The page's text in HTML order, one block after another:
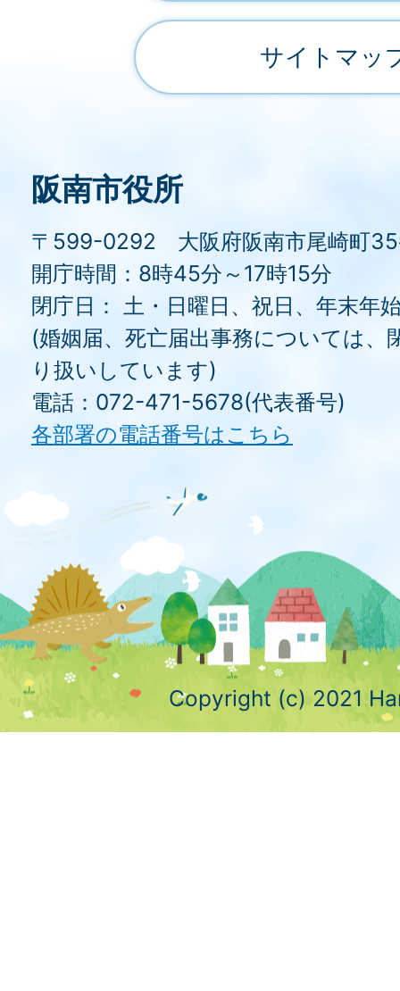
サイトマッ
阪南市役所
〒599-0292 大阪府阪南市尾崎町35
開庁時間：8時45分～17時15分
閉庁日： 土・日曜日、祝日、年末年
(婚姻届、死亡届出事務については、
り扱いしています)
電話：072-471-5678(代表番号)
各部署の電話番号はこちら
Copyright (c) 2021